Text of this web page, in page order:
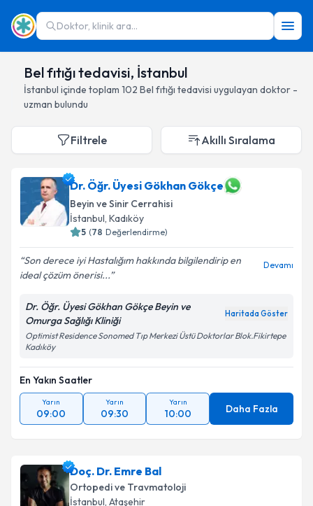
Doktor, klinik ara...
Bel fıtığı tedavisi, İstanbul
İstanbul içinde toplam 102 Bel fıtığı tedavisi uygulayan doktor -
uzman bulundu
Filtrele Akıllı Sıralama
Dr. Öğr. Üyesi Gökhan Gökçe
Beyin ve Sinir Cerrahisi
İstanbul, Kadıköy
5 (78 Değerlendirme)
Son derece iyi Hastalığım hakkında bilgilendirip en
ideal çözüm önerisi...
Devamı
Dr. Öğr. Üyesi Gökhan Gökçe Beyin ve
Omurga Sağlığı Kliniği
Haritada Göster
Optimist Residence Sonomed Tıp Merkezi Üstü Doktorlar Blok.Fikirtepe
Kadıköy
En Yakın Saatler
Yarın
09:00
Yarın
09:30
Yarın
10:00 Daha Fazla
Doç. Dr. Emre Bal
Ortopedi ve Travmatoloji
İstanbul, Ataşehir